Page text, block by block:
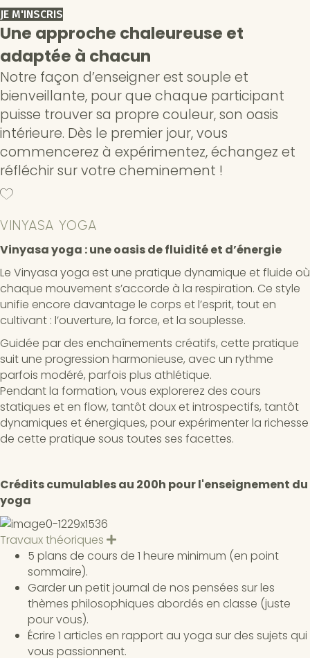
JE M'INSCRIS
Une approche chaleureuse et
adaptée à chacun
Notre façon d’enseigner est souple et
bienveillante, pour que chaque participant
puisse trouver sa propre couleur, son oasis
intérieure. Dès le premier jour, vous
commencerez à expérimentez, échangez et
réfléchir sur votre cheminement !
VINYASA YOGA
Vinyasa yoga : une oasis de fluidité et d’énergie
Le Vinyasa yoga est une pratique dynamique et fluide où
chaque mouvement s’accorde à la respiration. Ce style
unifie encore davantage le corps et l’esprit, tout en
cultivant : l’ouverture, la force, et la souplesse.
Guidée par des enchaînements créatifs, cette pratique
suit une progression harmonieuse, avec un rythme
parfois modéré, parfois plus athlétique.
Pendant la formation, vous explorerez des cours
statiques et en flow, tantôt doux et introspectifs, tantôt
dynamiques et énergiques, pour expérimenter la richesse
de cette pratique sous toutes ses facettes.
Crédits cumulables au 200h pour l'enseignement du
yoga
Travaux théoriques
D
p
i
e
r
5 plans de cours de 1 heure minimum (en point
sommaire).
Garder un petit journal de nos pensées sur les
thèmes philosophiques abordés en classe (juste
pour vous).
Écrire 1 articles en rapport au yoga sur des sujets qui
vous passionnent.